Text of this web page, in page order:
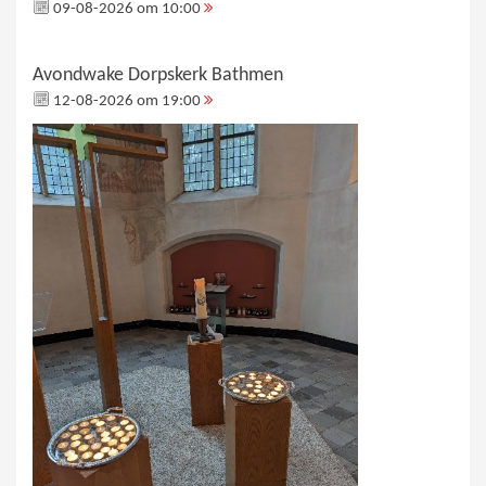
09-08-2026 om 10:00
Avondwake Dorpskerk Bathmen
12-08-2026 om 19:00